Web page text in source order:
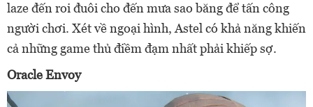
laze đến roi đuôi cho đến mưa sao băng để tấn công
người chơi. Xét về ngoại hình, Astel có khả năng khiến
cả những game thủ điềm đạm nhất phải khiếp sợ.
Oracle Envoy